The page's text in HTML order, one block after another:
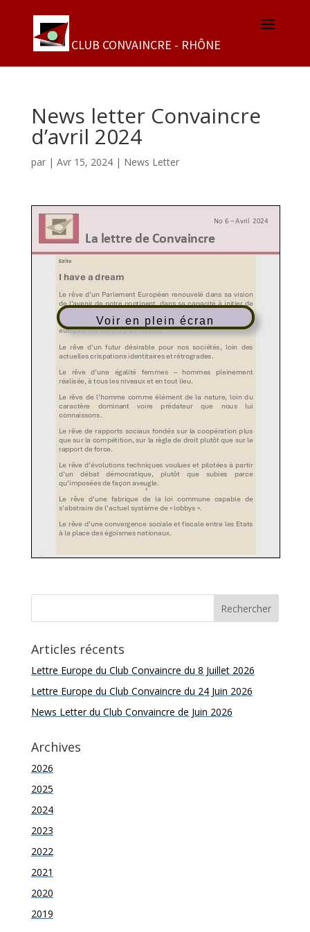
News letter Convaincre
d’avril 2024
par | Avr 15, 2024| News Letter
Voir en plein écran
Articles récents
Lettre Europe du Club Convaincre du 8 Juillet 2026
Lettre Europe du Club Convaincre du 24 Juin 2026
News Letter du Club Convaincre de Juin 2026
Archives
2026
2025
2024
2023
2022
2021
2020
2019